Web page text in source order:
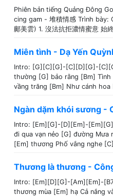
Phiên bản tiếng Quảng Đông
cing gam - 堆積情感 Trình bày:
鄺美雲) 1. 沒法抗拒濃情蜜意 始
Miên tình - Dạ Yến
Intro: [G][C][G]-[C][D][G]-
thường [G] bảo rằng [Bm]
vầng trăng [Bm] Như cánh
Ngàn dặm khói sương -
Intro: [Em][G]-[D][Em]-
đi qua vạn nẻo [G] đường Mưa
[Em] thương Phố vắng nghe
Thương là thương -
Intro: [Em][D][G]-[Am][Em]-
thương mùa [Em] hạ Cả nắng